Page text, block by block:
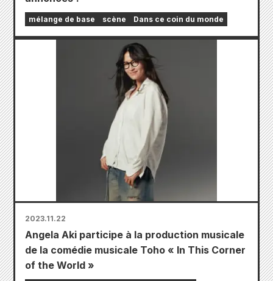
mélange de base scène Dans ce coin du monde
2023.11.22
Angela Aki participe à la production musicale
de la comédie musicale Toho « In This Corner
of the World »